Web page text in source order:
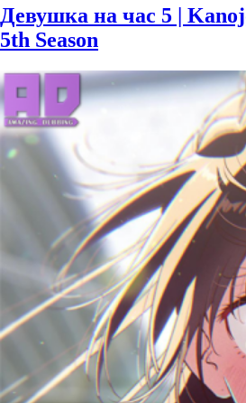
Девушка на час 5 |
5th Season